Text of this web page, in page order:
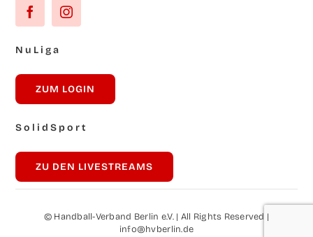
NuLi­ga
ZUM LOG­IN
Solid­Sport
ZU DEN LIVESTREAMS
© Hand­ball-Ver­band Ber­lin e.V. | All Rights Reser­ved |
info@hvberlin.de